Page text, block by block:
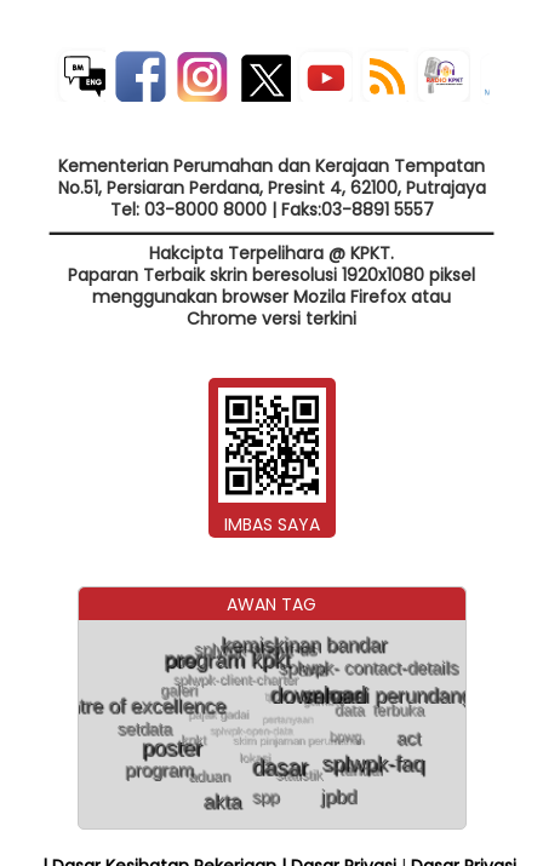
Kementerian Perumahan dan Kerajaan Tempatan
No.51, Persiaran Perdana, Presint 4, 62100, Putrajaya
Tel: 03-8000 8000 | Faks:03-8891 5557
Hakcipta Terpelihara @ KPKT.
Paparan Terbaik skrin beresolusi 1920x1080 piksel
menggunakan browser Mozila Firefox atau
Chrome versi terkini
IMBAS SAYA
AWAN TAG